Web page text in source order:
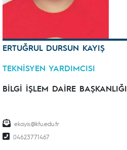
ERTUĞRUL DURSUN KAYIŞ
TEKNİSYEN YARDIMCISI
BİLGİ İŞLEM DAİRE BAŞKANLIĞI
ekayis
04623771467